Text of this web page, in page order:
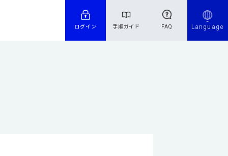
ログイン 手順ガイド FAQ Language